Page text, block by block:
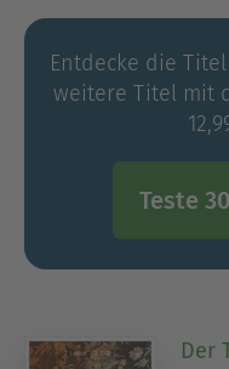
Entdecke die
weitere Titel mit
Teste
Der